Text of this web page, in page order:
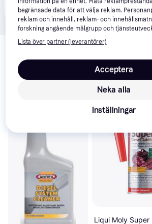
samarbeta med PriceRunner.
Relaterade produkter
Vi har plockat fram ett urval av produkter
intressera dig.
Liqui Moly Super
begränsade data för att välja reklam.
reklam och innehåll, reklam- och
forskning angående målgrupp och
Lista över partner (leverantörer)
Neka alla
Acceptera
Inställningar